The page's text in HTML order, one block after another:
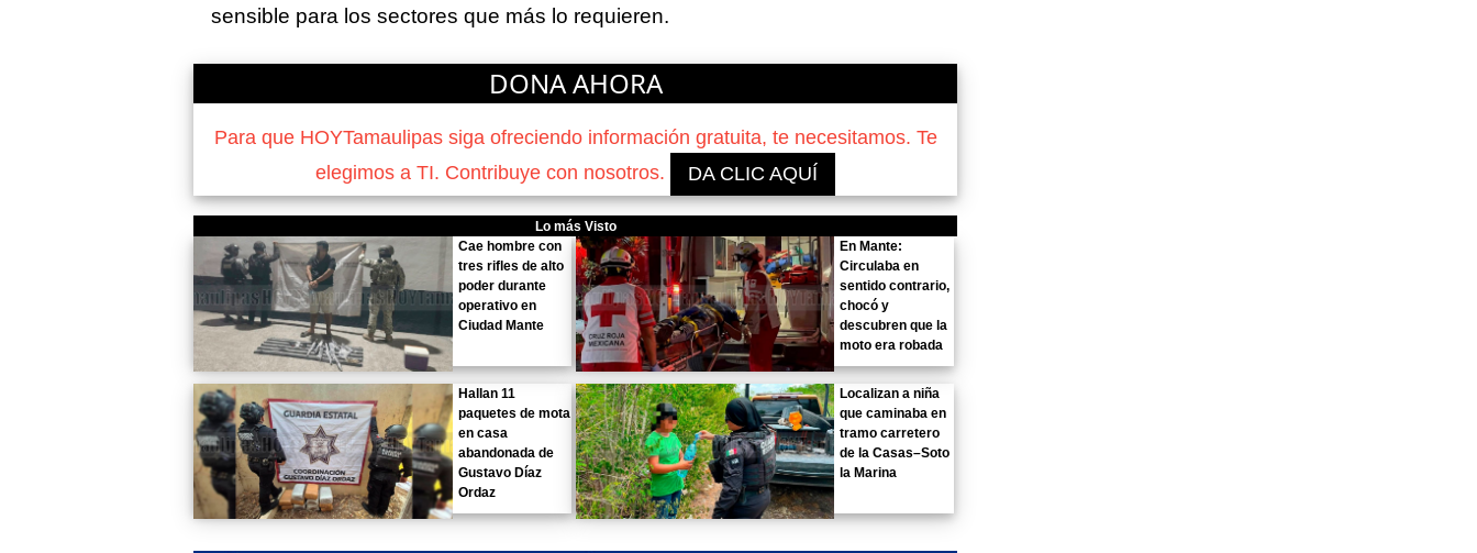
sensible para los sectores que más lo requieren.
DONA AHORA
Para que HOYTamaulipas siga ofreciendo información gratuita, te necesitamos. Te
elegimos a TI. Contribuye con nosotros.
DA CLIC AQUÍ
Lo más Visto
Cae hombre con
tres rifles de alto
poder durante
operativo en
Ciudad Mante
En Mante:
Circulaba en
sentido contrario,
chocó y
descubren que la
moto era robada
Hallan 11
paquetes de mota
en casa
abandonada de
Gustavo Díaz
Ordaz
Localizan a niña
que caminaba en
tramo carretero
de la Casas–Soto
la Marina